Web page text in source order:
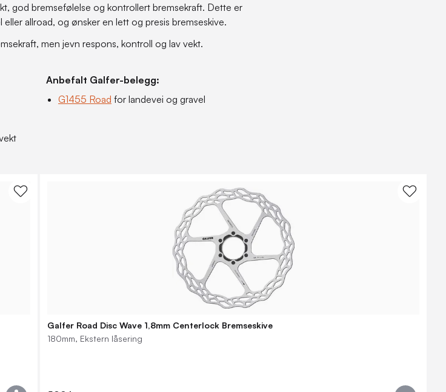
god bremsefølelse og kontrollert bremsekraft. Dette er
allroad, og ønsker en lett og presis bremseskive.
men jevn respons, kontroll og lav vekt.
Anbefalt Galfer-belegg:
G1455 Road for landevei og gravel
Galfer Road Disc Wave 1,8mm Centerlock Bremseskive
180mm, Ekstern låsering